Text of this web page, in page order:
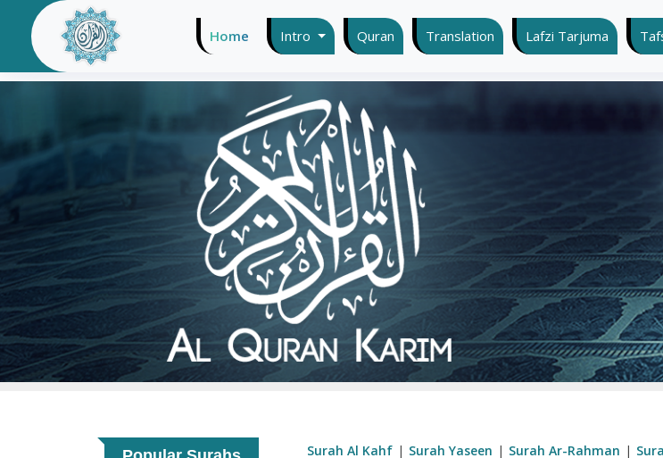
Home (current)
Intro Quran Translation Lafzi Tarjuma
Surah Al Kahf | Surah Yaseen | Surah Ar-Rahman |